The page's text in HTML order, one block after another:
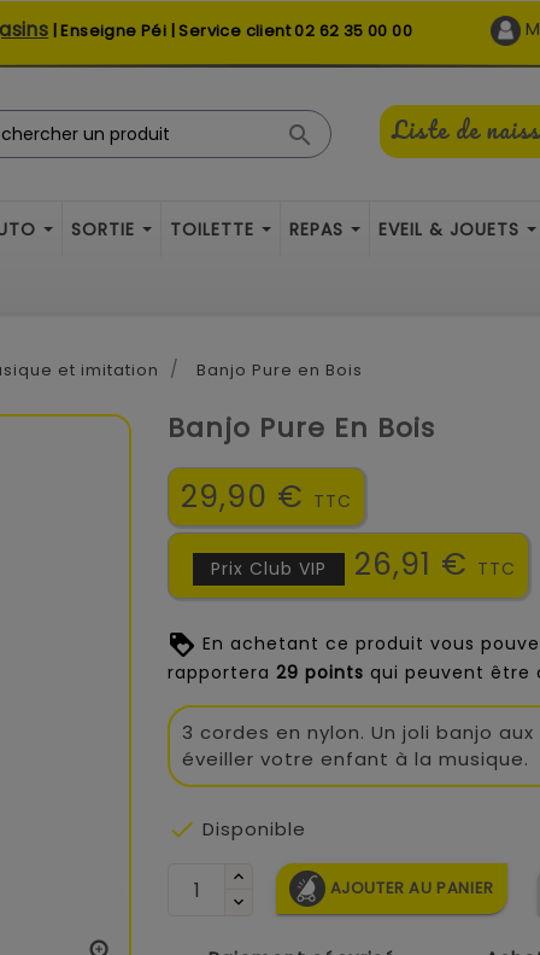
| Enseigne Péi | Service client02 62 35 00 00
Liste de

SORTIE TOILETTE REPAS EVEIL & JOUETS
et imitation Banjo Pure en Bois
Banjo Pure En Bois
29,90 € TTC
Prix Club VIP 26,91 € TTC
En achetant ce produit vous
rapportera 29 points qui peuvent être
3 cordes en nylon. Un joli banjo
éveiller votre enfant à la musique.
 Disponible
AJOUTER AU PANIER